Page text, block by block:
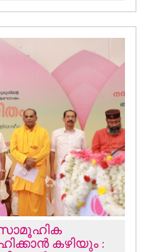
സാമൂഹിക
കഴിയും :